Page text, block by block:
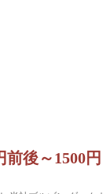
前後～1500円